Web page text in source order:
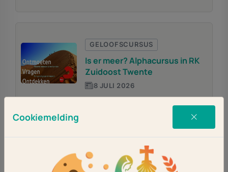
Cookiemelding
GELOOFSCURSUS
Is er meer? Alphacursus in RK
Zuidoost Twente
8 JULI 2026
JEUGD / JONGEREN
VORMSELPROJECT
Aanmelding Vormselproject
Zuidoost Twente 2026-2027